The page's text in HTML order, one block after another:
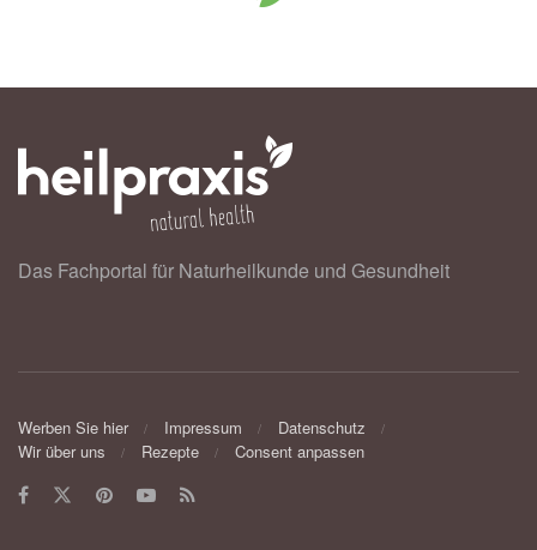
Das Fachportal für Naturheilkunde und Gesundheit
Werben Sie hier Impressum
Datenschutz
Wir über uns
Rezepte Consent anpassen